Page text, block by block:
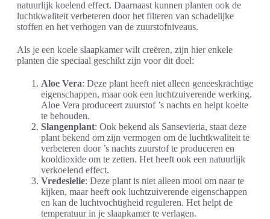
natuurlijk koelend effect. Daarnaast kunnen planten ook de
luchtkwaliteit verbeteren door het filteren van schadelijke
stoffen en het verhogen van de zuurstofniveaus.
Als je een koele slaapkamer wilt creëren, zijn hier enkele
planten die speciaal geschikt zijn voor dit doel:
Aloe Vera: Deze plant heeft niet alleen geneeskrachtige
eigenschappen, maar ook een luchtzuiverende werking.
Aloe Vera produceert zuurstof ’s nachts en helpt koelte
te behouden.
Slangenplant: Ook bekend als Sansevieria, staat deze
plant bekend om zijn vermogen om de luchtkwaliteit te
verbeteren door ’s nachts zuurstof te produceren en
kooldioxide om te zetten. Het heeft ook een natuurlijk
verkoelend effect.
Vredeslelie: Deze plant is niet alleen mooi om naar te
kijken, maar heeft ook luchtzuiverende eigenschappen
en kan de luchtvochtigheid reguleren. Het helpt de
temperatuur in je slaapkamer te verlagen.